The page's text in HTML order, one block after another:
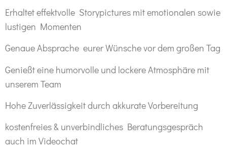
Erhaltet effektvolle Storypictures mit emotionalen sowie
lustigen Momenten
Genaue Absprache eurer Wünsche vor dem großen Tag
Genießt eine humorvolle und lockere Atmosphäre mit
unserem Team
Hohe Zuverlässigkeit durch akkurate Vorbereitung
kostenfreies & unverbindliches Beratungsgespräch
auch im Videochat